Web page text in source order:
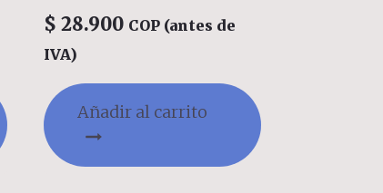
$ 28.900 COP (antes de
IVA)
Añadir al carrito